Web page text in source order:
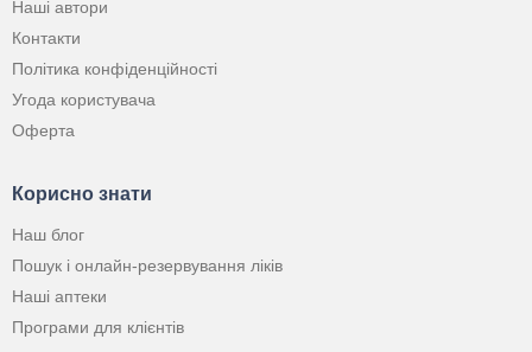
Наші автори
Контакти
Політика конфіденційності
Угода користувача
Оферта
Корисно знати
Наш блог
Пошук і онлайн-резервування ліків
Наші аптеки
Програми для клієнтів